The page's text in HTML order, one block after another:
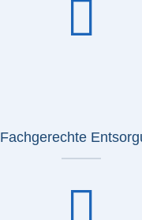
Fachgerechte